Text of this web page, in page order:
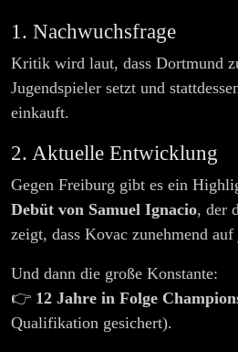
1. Nachwuchsfrage
Kritik wird laut, dass Dortmund
Jugendspieler setzt und
einkauft.
2. Aktuelle Entwicklung
Gegen Freiburg gibt es ein
Debüt von Samuel Ignacio, der
zeigt, dass Kovac zunehmend
Und dann die große Konstante:
👉 12 Jahre in Folge
Qualifikation gesichert).